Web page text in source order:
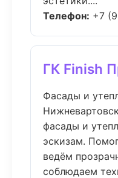
Телефон: +7
ГК Finish
Фасады и
Нижневартовск
фасады и
эскизам.
ведём
соблюдаем